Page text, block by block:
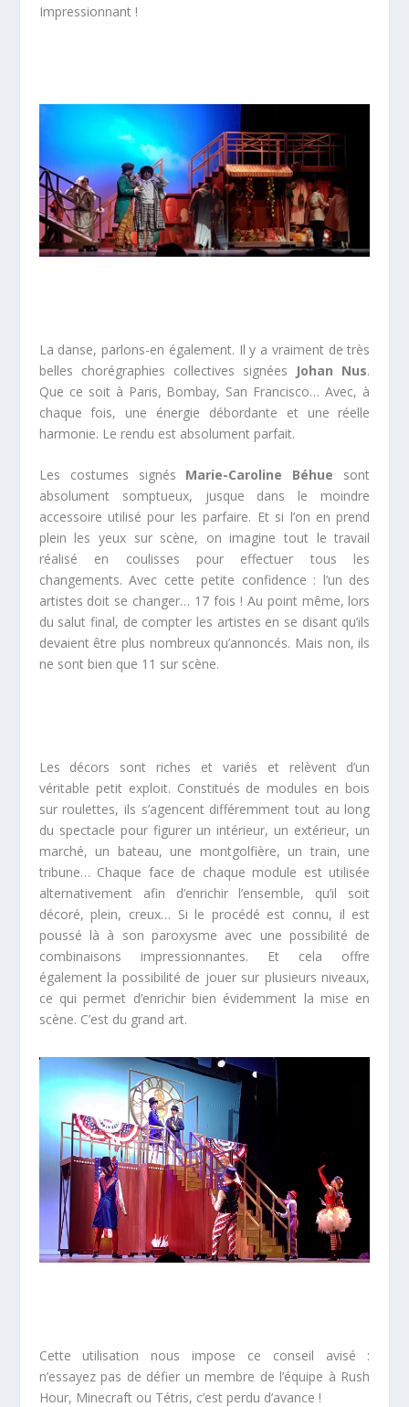
Impressionnant !
La danse, parlons-en également. Il y a vraiment de très
belles chorégraphies collectives signées Johan Nus.
Que ce soit à Paris, Bombay, San Francisco… Avec, à
chaque fois, une énergie débordante et une réelle
harmonie. Le rendu est absolument parfait.
Les costumes signés Marie-Caroline Béhue sont
absolument somptueux, jusque dans le moindre
accessoire utilisé pour les parfaire. Et si l’on en prend
plein les yeux sur scène, on imagine tout le travail
réalisé en coulisses pour effectuer tous les
changements. Avec cette petite confidence : l’un des
artistes doit se changer… 17 fois ! Au point même, lors
du salut final, de compter les artistes en se disant qu’ils
devaient être plus nombreux qu’annoncés. Mais non, ils
ne sont bien que 11 sur scène.
Les décors sont riches et variés et relèvent d’un
véritable petit exploit. Constitués de modules en bois
sur roulettes, ils s’agencent différemment tout au long
du spectacle pour figurer un intérieur, un extérieur, un
marché, un bateau, une montgolfière, un train, une
tribune… Chaque face de chaque module est utilisée
alternativement afin d’enrichir l’ensemble, qu’il soit
décoré, plein, creux… Si le procédé est connu, il est
poussé là à son paroxysme avec une possibilité de
combinaisons impressionnantes. Et cela offre
également la possibilité de jouer sur plusieurs niveaux,
ce qui permet d’enrichir bien évidemment la mise en
scène. C’est du grand art.
Cette utilisation nous impose ce conseil avisé :
n’essayez pas de défier un membre de l’équipe à Rush
Hour, Minecraft ou Tétris, c’est perdu d’avance !